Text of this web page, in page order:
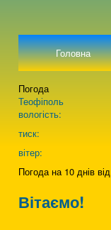
Головна
Погода
Теофіполь
вологість:
тиск:
вітер:
Погода на 10 днів від
Вітаємо!